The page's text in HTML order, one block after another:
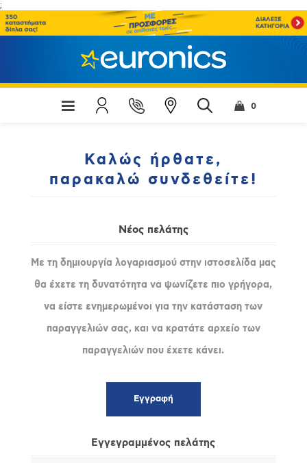
;
0
Καλώς ήρθατε,
παρακαλώ συνδεθείτε!
Νέος πελάτης
Με τη δημιουργία λογαριασμού στην ιστοσελίδα μας
θα έχετε τη δυνατότητα να ψωνίζετε πιο γρήγορα,
να είστε ενημερωμένοι για την κατάσταση των
παραγγελιών σας, και να κρατάτε αρχείο των
παραγγελιών που έχετε κάνει.
Εγγεγραμμένος πελάτης